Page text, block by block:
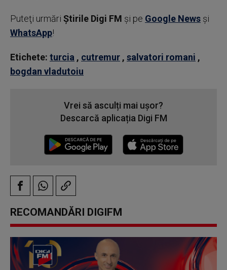
Puteţi urmări Știrile Digi FM şi pe Google News şi
WhatsApp!
Etichete: turcia , cutremur , salvatori romani ,
bogdan vladutoiu
Vrei să asculți mai ușor?
Descarcă aplicația Digi FM
RECOMANDĂRI DIGIFM